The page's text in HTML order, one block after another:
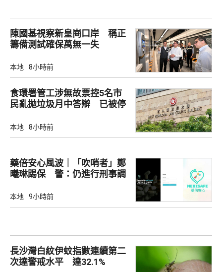
陳國基視察新皇崗口岸 稱正
籌備測試確保萬無一失
本地 8小時前
食環署管工涉無故票控5名市
民亂拋垃圾月中答辯 已被停
本地 8小時前
藥倍安心風波｜「吹哨者」鄭
曦琳踢保 警：仍進行刑事調
本地 9小時前
長沙灣白紋伊蚊指數連續第二
次達警戒水平 達32.1%